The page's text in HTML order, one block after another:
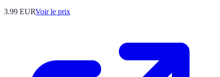
3.99 EURVoir le prix